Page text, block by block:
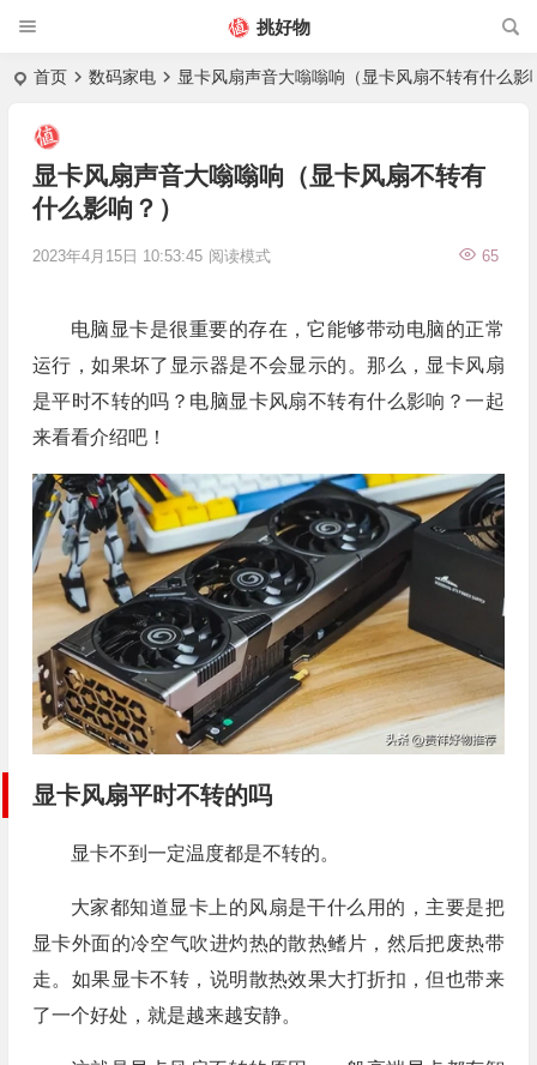
挑好物
首页 数码家电 显卡风扇声音大嗡嗡响（显卡风扇不转有什么影
显卡风扇声音大嗡嗡响（显卡风扇不转有
什么影响？）
2023年4月15日 10:53:45 65
阅读模式
电脑显卡是很重要的存在，它能够带动电脑的正常
运行，如果坏了显示器是不会显示的。那么，显卡风扇
是平时不转的吗？电脑显卡风扇不转有什么影响？一起
来看看介绍吧！
显卡风扇平时不转的吗
显卡不到一定温度都是不转的。
大家都知道显卡上的风扇是干什么用的，主要是把
显卡外面的冷空气吹进灼热的散热鳍片，然后把废热带
走。如果显卡不转，说明散热效果大打折扣，但也带来
了一个好处，就是越来越安静。